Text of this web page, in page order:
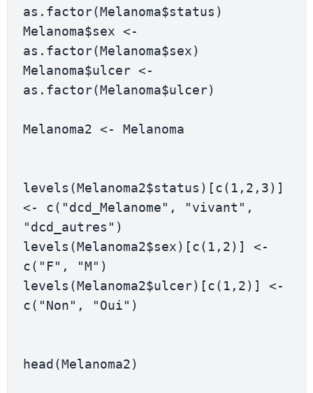
as.factor(Melanoma$status)
Melanoma$sex <-
as.factor(Melanoma$sex)
Melanoma$ulcer <-
as.factor(Melanoma$ulcer)
Melanoma2 <- Melanoma
levels(Melanoma2$status)[c(1,2,3)]
<- c("dcd_Melanome", "vivant",
"dcd_autres")
levels(Melanoma2$sex)[c(1,2)] <-
c("F", "M")
levels(Melanoma2$ulcer)[c(1,2)] <-
c("Non", "Oui")
head(Melanoma2)